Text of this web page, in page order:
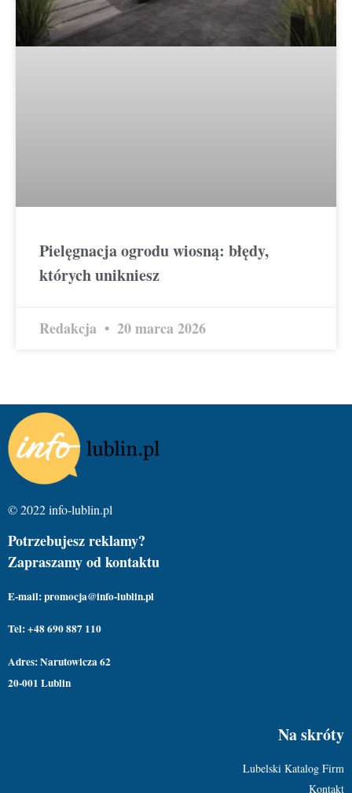
Pielęgnacja ogrodu wiosną: błędy,
których unikniesz
Redakcja 20 marca 2026
© 2022 info-lublin.pl
Potrzebujesz reklamy?
Zapraszamy od kontaktu
E-mail: promocja@info-lublin.pl
Tel: +48 690 887 110
Adres: Narutowicza 62
20-001 Lublin
Na skróty
Lubelski Katalog Firm
Kontakt